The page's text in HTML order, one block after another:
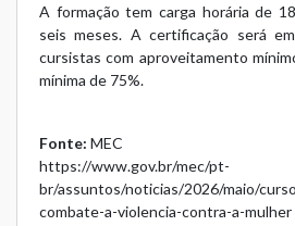
A formação tem carga horária de
seis meses. A certificação será
cursistas com aproveitamento
mínima de 75%.
Fonte: MEC
https://www.gov.br/mec/pt-
br/assuntos/noticias/2026/maio/
combate-a-violencia-contra-a-mulher